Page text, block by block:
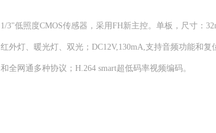
1/3"低照度CMOS传感器，采用FH新主控。单板，尺寸：
红外灯、暖光灯、双光；DC12V,130mA,支持音频功能和复
和全网通多种协议；H.264 smart超低码率视频编码。